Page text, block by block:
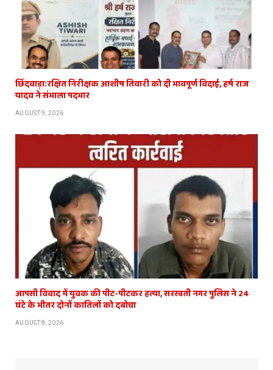
छिंदवाड़ा:रक्षित निरीक्षक आशीष तिवारी को दी भावपूर्ण विदाई, हर्ष राज
यादव ने संभाला पदभार
AUGUST 9, 2026
आपसी विवाद में युवक की पीट-पीटकर हत्या, सरस्वती नगर पुलिस ने 24
घंटे के भीतर दोनों कातिलों को दबोचा
AUGUST 8, 2026